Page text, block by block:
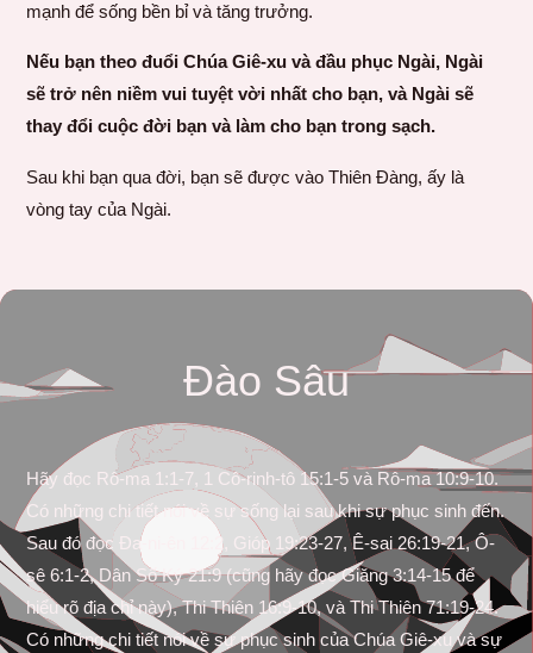
mạnh để sống bền bỉ và tăng trưởng.
Nếu bạn theo đuổi Chúa Giê-xu và đầu phục Ngài, Ngài
sẽ trở nên niềm vui tuyệt vời nhất cho bạn, và Ngài sẽ
thay đổi cuộc đời bạn và làm cho bạn trong sạch.
Sau khi bạn qua đời, bạn sẽ được vào Thiên Đàng, ấy là
vòng tay của Ngài.
Đào Sâu
Hãy đọc Rô-ma 1:1-7, 1 Cô-rinh-tô 15:1-5 và Rô-ma 10:9-10.
Có những chi tiết nói về sự sống lại sau khi sự phục sinh đến.
Sau đó đọc Đa-ni-ên 12:2, Gióp 19:23-27, Ê-sai 26:19-21, Ô-
sê 6:1-2, Dân Số Ký 21:9 (cũng hãy đọc Giăng 3:14-15 để
hiểu rõ địa chỉ này), Thi Thiên 16:9-10, và Thi Thiên 71:19-24.
Có những chi tiết nói về sự phục sinh của Chúa Giê-xu và sự